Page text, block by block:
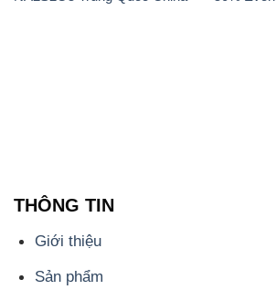
Chính sách và quy định chung
Tin tức
Liên hệ